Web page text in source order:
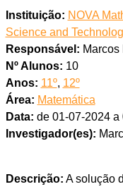
Instituição: NOVA
Science and
Responsável: Marcos
Nº Alunos: 10
Anos: 11º, 12º
Área: Matemática
Data: de 01-07-2024 a
Investigador(es):
Descrição: A solução